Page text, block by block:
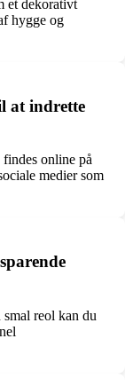
et dekorativt
hygge og
at indrette
online på
medier som
reol kan du